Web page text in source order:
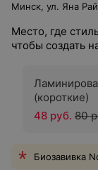
Минск, ул. Яна
Место, где
чтобы создать
(короткие)
48 руб. 80
Биозавивка